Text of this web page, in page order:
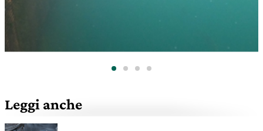
Leggi anche